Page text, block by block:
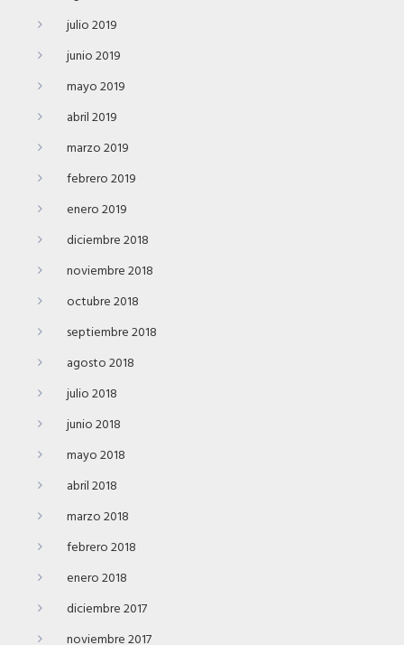
julio 2019
junio 2019
mayo 2019
abril 2019
marzo 2019
febrero 2019
enero 2019
diciembre 2018
noviembre 2018
octubre 2018
septiembre 2018
agosto 2018
julio 2018
junio 2018
mayo 2018
abril 2018
marzo 2018
febrero 2018
enero 2018
diciembre 2017
noviembre 2017